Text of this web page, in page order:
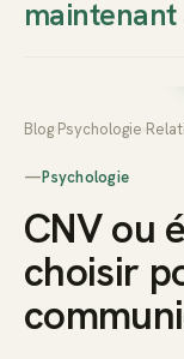
Thierry
maintenant
Blog Psychologie
—Psychologie
CNV ou
choisir